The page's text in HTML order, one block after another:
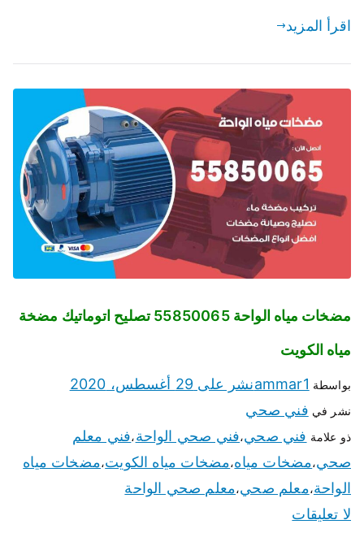
اقرأ المزيد
مضخات مياه الواحة 55850065 تصليح اتوماتيك مضخة
مياه الكويت
بواسطة ammar1نشر على 29 أغسطس، 2020
نشر في فني صحي
ذو علامة فني صحي،فني صحي الواحة،فني معلم
صحي،مضخات مياه،مضخات مياه الكويت،مضخات مياه
الواحة،معلم صحي،معلم صحي الواحة
لا تعليقات